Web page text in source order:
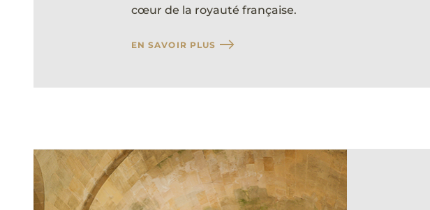
cœur de la royauté française.
EN SAVOIR PLUS